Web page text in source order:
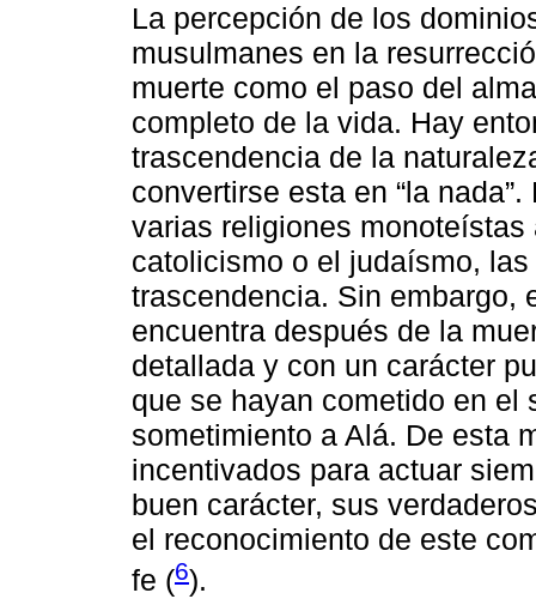
La percepción de los
musulmanes en la
muerte como el paso del
completo de la vida. Hay
trascendencia de la
convertirse esta en “la
varias religiones
catolicismo o el judaísmo,
trascendencia. Sin embargo,
encuentra después de la
detallada y con un carácter
que se hayan cometido en el
sometimiento a Alá. De esta
incentivados para actuar
buen carácter, sus
el reconocimiento de este
fe (6).